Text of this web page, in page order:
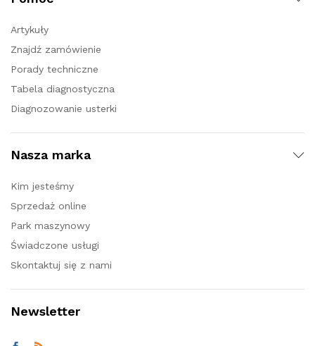
Artykuły
Znajdź zamówienie
Porady techniczne
Tabela diagnostyczna
Diagnozowanie usterki
Nasza marka
Kim jesteśmy
Sprzedaż online
Park maszynowy
Świadczone usługi
Skontaktuj się z nami
Newsletter